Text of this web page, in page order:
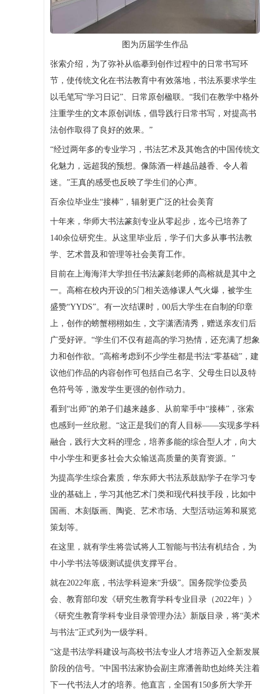
图为历届学生作品
张索介绍，为了弥补从临摹到创作过程中的日常书写环
节，使传统文化在书法教育中有效落地，书法系要求学生
以毛笔写“学习日记”、日常原创楹联。“我们在教学中格外
注重学生的文本原创训练，倡导践行日常书写，对提高书
法创作取得了良好的效果。”
“经过两年多的专业学习，书法艺术及其饱含的中国传统文
化魅力，远超我的预想。像陈酒一样越品越香、令人着
迷。”王真的感受也反映了学生们的心声。
百余位毕业生“接棒”，辐射更广泛的社会美育
十年来，华师大书法篆刻专业从零起步，迄今已培养了
140余位研究生。从这里毕业后，学子们大多从事书法教
学、艺术普及和管理等社会美育工作。
目前在上海海洋大学担任书法篆刻老师的高榕就是其中之
一。高榕在校内开设的5门相关选修课人气火爆，被学生
盛赞“YYDS”。有一次结课时，00后大学生在自制的印章
上，创作的螃蟹栩栩如生，文字潇洒清秀，赠送亲友们后
广受好评。“学生们不仅有超高的学习热情，还充满了想象
力和创作欲。”高榕考虑到不少学生都是书法“零基础”，建
议他们作品的内容创作可包括自己名字、父母生日以及特
色符号等，激发学生更强的创作动力。
看到“出师”的弟子们越来越多、从前辈手中“接棒”，张索
也感到一丝欣慰。“这正是我们的育人目标——实现多学科
融合，践行大文科的理念，培养多能的综合型人才，向大
中小学生和更多社会大众输送高质量的美育资源。”
为提高学生综合素质，华东师大书法系鼓励学子在学习专
业的基础上，学习其他艺术门类和现代科技手段，比如中
国画、木刻版画、陶瓷、艺术市场、大型活动运筹和展览
策划等。
在这里，就有学生将尝试将人工智能与书法有机结合，为
中小学书法等级测试提供支撑平台。
就在2022年底，书法学科迎来“升级”。国务院学位委员
会、教育部印发《研究生教育学科专业目录（2022年）》
《研究生教育学科专业目录管理办法》新版目录，将“美术
与书法”正式列为一级学科。
“这是书法学科建设与高校书法专业人才培养迈入全新发展
阶段的信号。”中国书法家协会副主席潘善助也始终关注着
下一代书法人才的培养。他直言，全国有150多所大学开